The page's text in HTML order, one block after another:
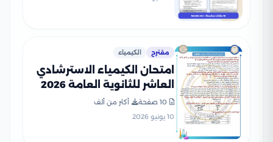
مقترح الكيمياء
امتحان الكيمياء الاسترشادي
العاشر للثانوية العامة 2026
PDF للتدريب على نمط
الأسئلة
10 صفحة
أكثر من ألف
10 يونيو 2026